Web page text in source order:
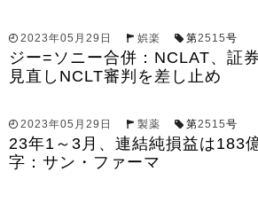
2023年05月29日 娯楽 第2515号
ジー=ソニー合併：NCLAT、証
見直しNCLT審判を差し止め
2023年05月29日 製薬 第2515号
23年1～3月、連結純損益は183
字：サン・ファーマ